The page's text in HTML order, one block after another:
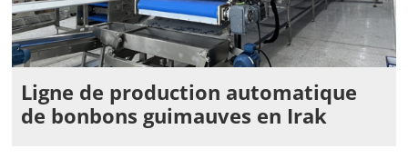
Ligne de production automatique
de bonbons guimauves en Irak